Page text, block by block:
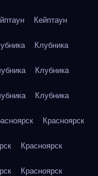
Кейптаун
Клубника
Клубника
Клубника
Красноярск
Красноярск
Красноярск